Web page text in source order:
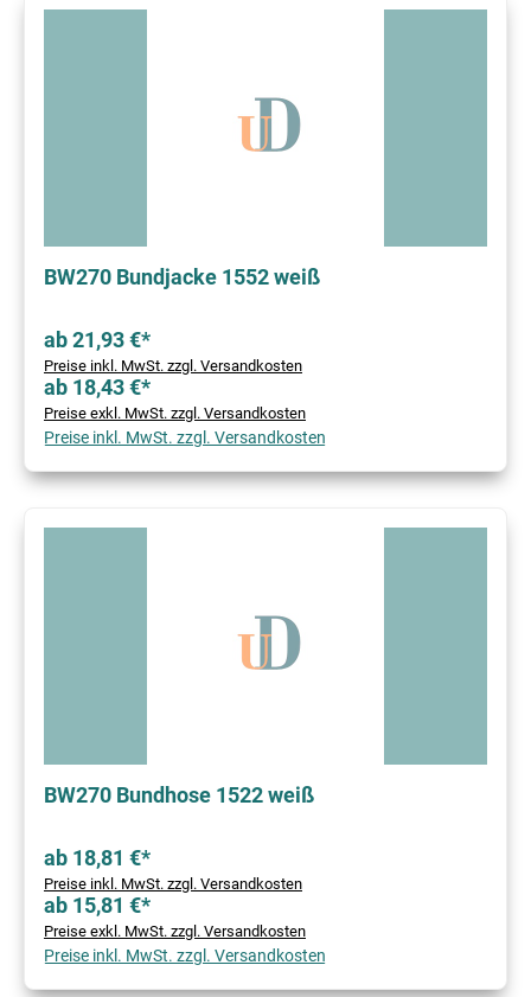
BW270 Bundjacke 1552 weiß
ab 21,93 €*
Preise inkl. MwSt. zzgl. Versandkosten
ab 18,43 €*
Preise exkl. MwSt. zzgl. Versandkosten
Preise inkl. MwSt. zzgl. Versandkosten
BW270 Bundhose 1522 weiß
ab 18,81 €*
Preise inkl. MwSt. zzgl. Versandkosten
ab 15,81 €*
Preise exkl. MwSt. zzgl. Versandkosten
Preise inkl. MwSt. zzgl. Versandkosten